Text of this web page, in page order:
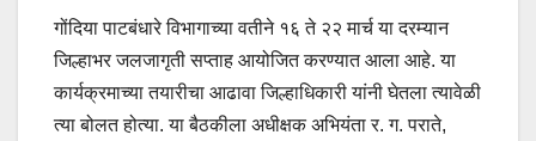
गोंदिया पाटबंधारे विभागाच्या वतीने १६ ते २२ मार्च या दरम्यान
जिल्हाभर जलजागृती सप्ताह आयोजित करण्यात आला आहे. या
कार्यक्रमाच्या तयारीचा आढावा जिल्हाधिकारी यांनी घेतला त्यावेळी
त्या बोलत होत्या. या बैठकीला अधीक्षक अभियंता र. ग. पराते,